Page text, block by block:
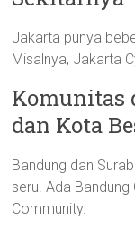
Jakarta punya
Misalnya, Jakarta
Komunitas
dan Kota
Bandung dan
seru. Ada
Community.